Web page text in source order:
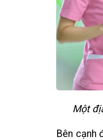
Một
Bên cạnh